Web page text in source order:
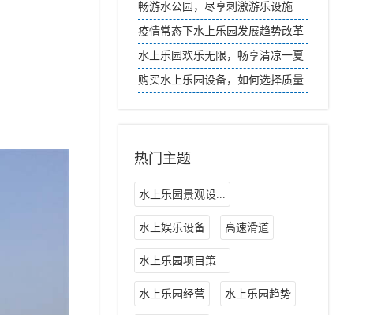
畅游水公园，尽享刺激游乐设施
疫情常态下水上乐园发展趋势改革
创新之途
水上乐园欢乐无限，畅享清凉一夏
购买水上乐园设备，如何选择质量
热门主题
水上乐园景观设...
水上娱乐设备 高速滑道
水上乐园项目策...
水上乐园经营 水上乐园趋势